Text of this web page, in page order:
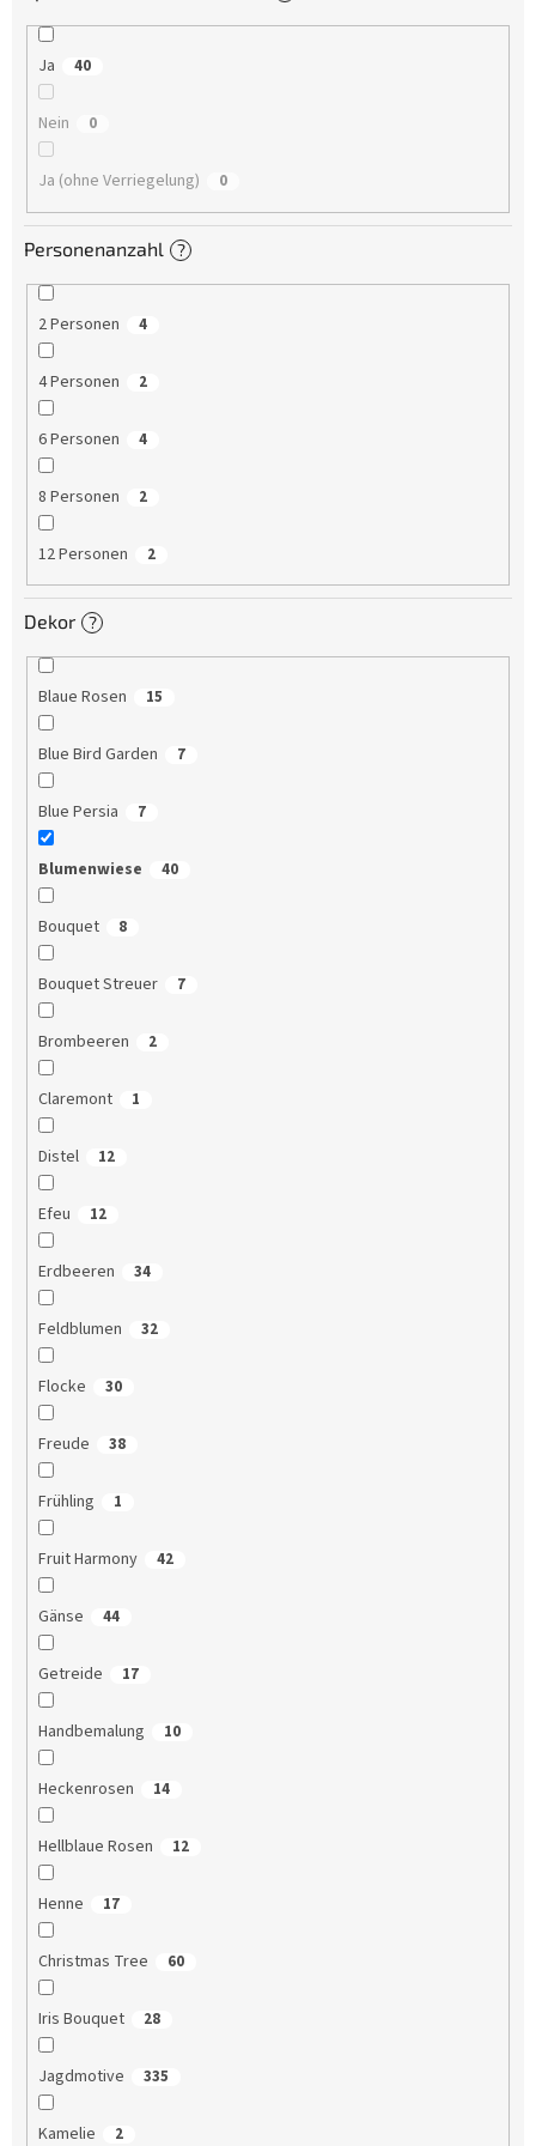
Ja 40
Nein 0
Ja (ohne Verriegelung) 0
Personenanzahl ?
2 Personen 4
4 Personen 2
6 Personen 4
8 Personen 2
12 Personen 2
Dekor ?
Blaue Rosen 15
Blue Bird Garden 7
Blue Persia 7
Blumenwiese 40
Bouquet 8
Bouquet Streuer 7
Brombeeren 2
Claremont 1
Distel 12
Efeu 12
Erdbeeren 34
Feldblumen 32
Flocke 30
Freude 38
Frühling 1
Fruit Harmony 42
Gänse 44
Getreide 17
Handbemalung 10
Heckenrosen 14
Hellblaue Rosen 12
Henne 17
Christmas Tree 60
Iris Bouquet 28
Jagdmotive 335
Kamelie 2